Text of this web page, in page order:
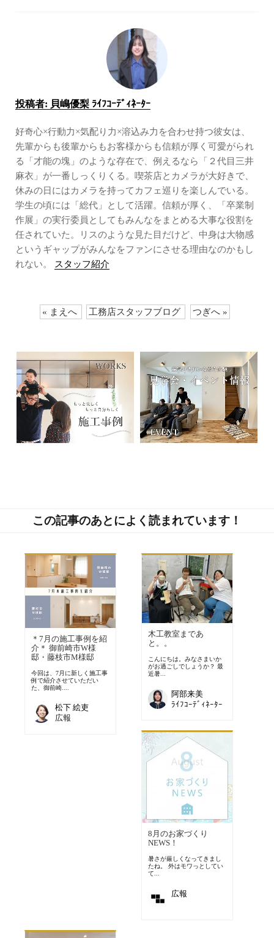
投稿者: 貝嶋優梨 ﾗｲﾌｺｰﾃﾞｨﾈｰﾀｰ
好奇心×行動力×気配り力×溶込み力を合わせ持つ彼女は、
先輩からも後輩からもお客様からも信頼が厚く可愛がられ
る「才能の塊」のような存在で、例えるなら「２代目三井
麻衣」が一番しっくりくる。喫茶店とカメラが大好きで、
休みの日にはカメラを持ってカフェ巡りを楽しんでいる。
学生の頃には「総代」として活躍。信頼が厚く、「卒業制
作展」の実行委員としてもみんなをまとめる大事な役割を
任されていた。リスのような見た目だけど、中身は大物感
というギャップがみんなをファンにさせる理由なのかもし
れない。 スタッフ紹介
« まえへ 工務店スタッフブログ つぎへ »
この記事のあとによく読まれています！
＊7月の施工事例を紹
介＊ 御前崎市W様
邸・藤枝市M様邸
今回は、7月に新しく施工事
例で紹介させていただい
た、御前崎....
松下 絵吏
広報
木工教室まであ
と。。
こんにちは。みなさまいか
がお過ごしでしょうか？ 最
近暑...
阿部来美
ﾗｲﾌｺｰﾃﾞｨﾈｰﾀｰ
8月のお家づくり
NEWS！
暑さが厳しくなってきまし
たね。 外はモワっとしてい
て...
広報